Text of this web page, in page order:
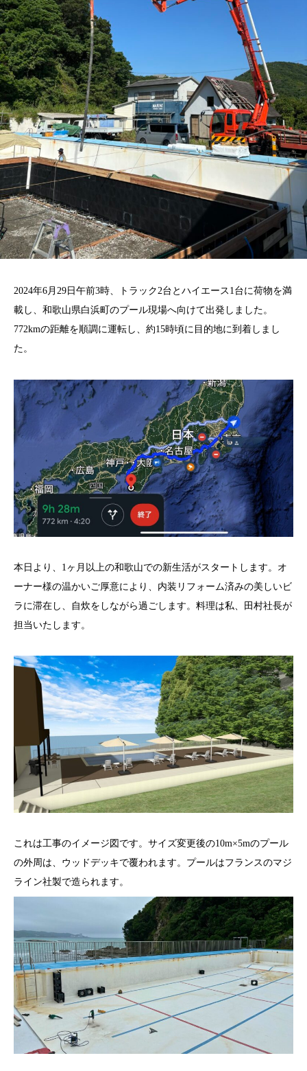
2024年6月29日午前3時、トラック2台とハイエース1台に荷物を満
載し、和歌山県白浜町のプール現場へ向けて出発しました。
772kmの距離を順調に運転し、約15時頃に目的地に到着しまし
た。
本日より、1ヶ月以上の和歌山での新生活がスタートします。オ
ーナー様の温かいご厚意により、内装リフォーム済みの美しいビ
ラに滞在し、自炊をしながら過ごします。料理は私、田村社長が
担当いたします。
これは工事のイメージ図です。サイズ変更後の10m×5mのプール
の外周は、ウッドデッキで覆われます。プールはフランスのマジ
ライン社製で造られます。